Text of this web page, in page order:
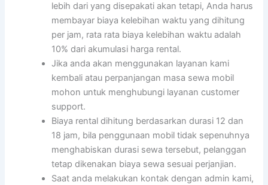
lebih dari yang disepakati akan tetapi, Anda harus
membayar biaya kelebihan waktu yang dihitung
per jam, rata rata biaya kelebihan waktu adalah
10% dari akumulasi harga rental.
Jika anda akan menggunakan layanan kami
kembali atau perpanjangan masa sewa mobil
mohon untuk menghubungi layanan customer
support.
Biaya rental dihitung berdasarkan durasi 12 dan
18 jam, bila penggunaan mobil tidak sepenuhnya
menghabiskan durasi sewa tersebut, pelanggan
tetap dikenakan biaya sewa sesuai perjanjian.
Saat anda melakukan kontak dengan admin kami,